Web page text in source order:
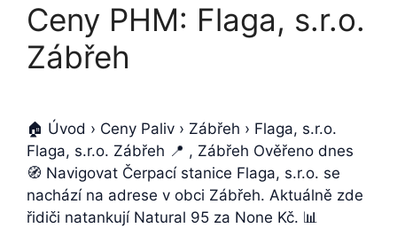
Ceny PHM: Flaga, s.r.o.
Zábřeh
🏠 Úvod › Ceny Paliv › Zábřeh › Flaga, s.r.o.
Flaga, s.r.o. Zábřeh 📍 , Zábřeh Ověřeno dnes
🧭 Navigovat Čerpací stanice Flaga, s.r.o. se
nachází na adrese v obci Zábřeh. Aktuálně zde
řidiči natankují Natural 95 za None Kč. 📊